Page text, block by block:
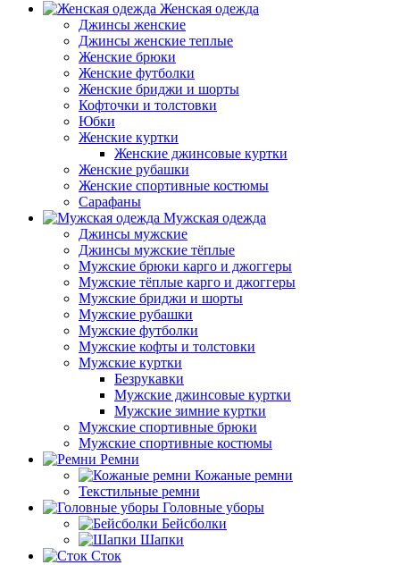
Женская одежда
Джинсы женские
Джинсы женские теплые
Женские брюки
Женские футболки
Женские бриджи и шорты
Кофточки и толстовки
Юбки
Женские куртки
Женские джинсовые куртки
Женские рубашки
Женские спортивные костюмы
Сарафаны
Мужская одежда
Джинсы мужские
Джинсы мужские тёплые
Мужские брюки карго и джоггеры
Мужские тёплые карго и джоггеры
Мужские бриджи и шорты
Мужские рубашки
Мужские футболки
Мужские кофты и толстовки
Мужские куртки
Безрукавки
Мужские джинсовые куртки
Мужские зимние куртки
Мужские спортивные брюки
Мужские спортивные костюмы
Ремни
Кожаные ремни
Текстильные ремни
Головные уборы
Бейсболки
Шапки
Сток